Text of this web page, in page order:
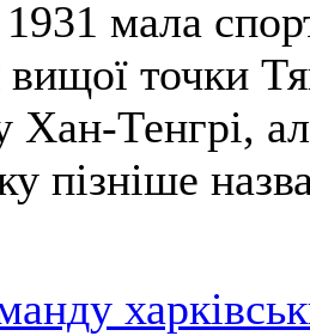
1931 мала
вищої точки
Хан-Тенгрі,
пізніше